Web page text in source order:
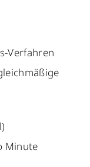
Verfahren
Minute